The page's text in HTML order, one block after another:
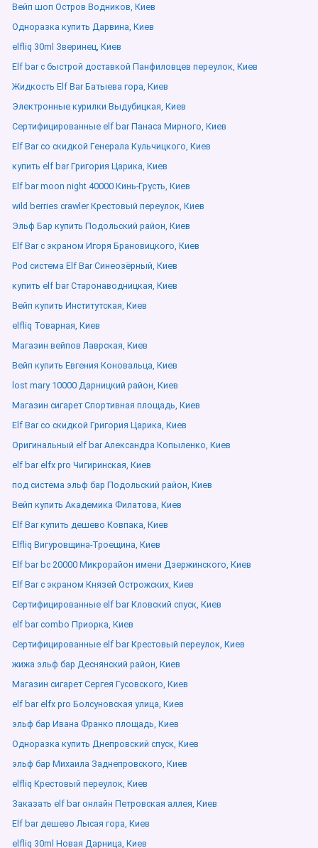
Вейп шоп Остров Водников, Киев
Одноразка купить Дарвина, Киев
elfliq 30ml Зверинец, Киев
Elf bar с быстрой доставкой Панфиловцев переулок, Киев
Жидкость Elf Bar Батыева гора, Киев
Электронные курилки Выдубицкая, Киев
Сертифицированные elf bar Панаса Мирного, Киев
Elf Bar со скидкой Генерала Кульчицкого, Киев
купить elf bar Григория Царика, Киев
Elf bar moon night 40000 Кинь-Грусть, Киев
wild berries crawler Крестовый переулок, Киев
Эльф Бар купить Подольский район, Киев
Elf Bar с экраном Игоря Брановицкого, Киев
Pod система Elf Bar Синеозёрный, Киев
купить elf bar Старонаводницкая, Киев
Вейп купить Институтская, Киев
elfliq Товарная, Киев
Магазин вейпов Лаврская, Киев
Вейп купить Евгения Коновальца, Киев
lost mary 10000 Дарницкий район, Киев
Магазин сигарет Спортивная площадь, Киев
Elf Bar со скидкой Григория Царика, Киев
Оригинальный elf bar Александра Копыленко, Киев
elf bar elfx pro Чигиринская, Киев
под система эльф бар Подольский район, Киев
Вейп купить Академика Филатова, Киев
Elf Bar купить дешево Ковпака, Киев
Elfliq Вигуровщина-Троещина, Киев
Elf bar bc 20000 Микрорайон имени Дзержинского, Киев
Elf Bar с экраном Князей Острожских, Киев
Сертифицированные elf bar Кловский спуск, Киев
elf bar combo Приорка, Киев
Сертифицированные elf bar Крестовый переулок, Киев
жижа эльф бар Деснянский район, Киев
Магазин сигарет Сергея Гусовского, Киев
elf bar elfx pro Болсуновская улица, Киев
эльф бар Ивана Франко площадь, Киев
Одноразка купить Днепровский спуск, Киев
эльф бар Михаила Заднепровского, Киев
elfliq Крестовый переулок, Киев
Заказать elf bar онлайн Петровская аллея, Киев
Elf bar дешево Лысая гора, Киев
elfliq 30ml Новая Дарница, Киев